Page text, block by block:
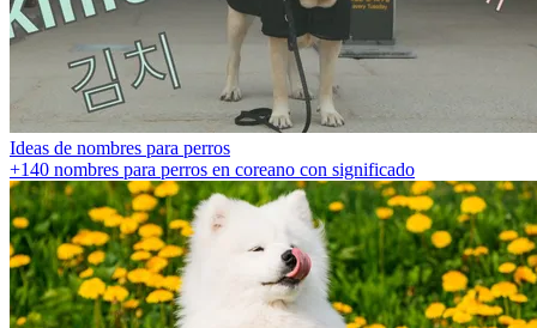
Ideas de nombres para perros
+140 nombres para perros en coreano con significado